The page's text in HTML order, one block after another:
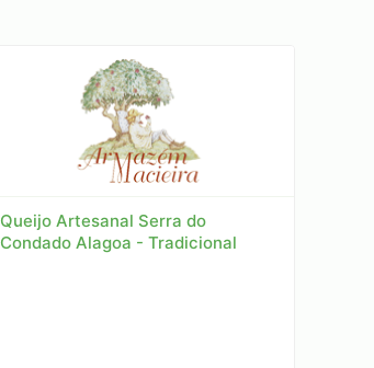
Queijo Artesanal Serra do
Condado Alagoa - Tradicional